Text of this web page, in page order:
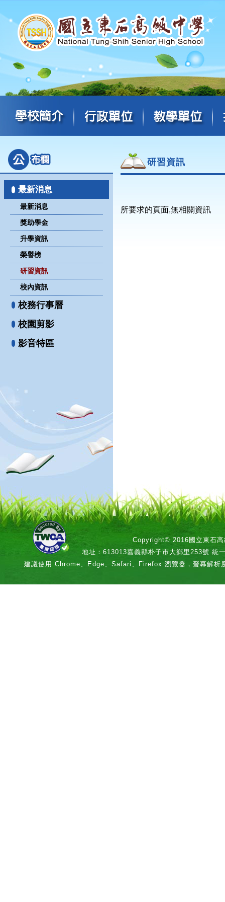
最新消息
最新消息
獎助學金
升學資訊
榮譽榜
研習資訊
校內資訊
校務行事曆
校園剪影
影音特區
研習資訊
所要求的頁面,無相關資訊
Copyright© 2016國立東石高
地址：613013嘉義縣朴子市大鄉里253號 統
建議使用 Chrome、Edge、Safari、Firefox 瀏覽器，螢幕解